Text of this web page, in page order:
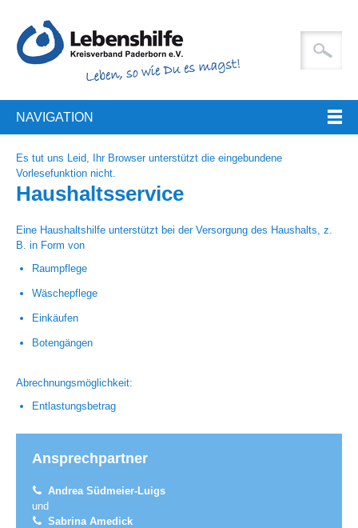
NAVIGATION
Es tut uns Leid, Ihr Browser unterstützt die eingebundene
Vorlesefunktion nicht.
Haushaltsservice
Eine Haushaltshilfe unterstützt bei der Versorgung des Haushalts, z.
B. in Form von
Raumpflege
Wäschepflege
Einkäufen
Botengängen
Abrechnungsmöglichkeit:
Entlastungsbetrag
Ansprechpartner
Andrea Südmeier-Luigs
und
Sabrina Amedick